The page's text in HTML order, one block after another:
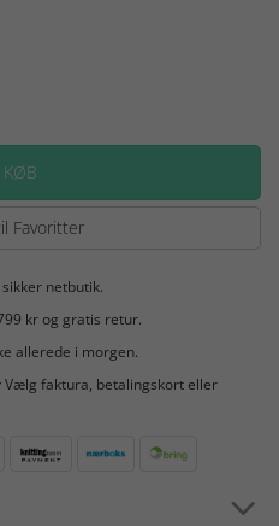
Favoritter
netbutik.
kr og gratis retur.
allerede i morgen.
Vælg faktura, betalingskort eller